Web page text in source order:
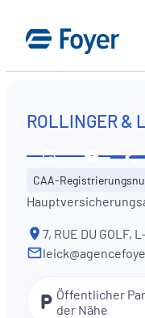
Inhalt
springen
ROLLINGER &
ansehenSie
uns
CAA-
7, RUE DU GOLF,
Öffentlicher
der Nähe